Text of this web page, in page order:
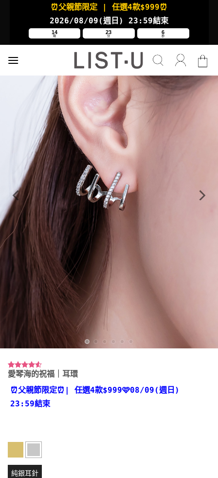
⏰父親節限定 | 任選4款$999⏰
2026/08/09(週日 ) 23:59結束
14
時
23
分
5
秒
評分4.50
2
位顧客進
行評分
愛琴海的祝福｜耳環
⏰父親節限定⏰ | 任選4款$999🩷08/09(週日)
23:59結束
純銀耳針